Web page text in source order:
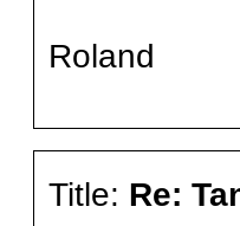
Roland
Title: Re: